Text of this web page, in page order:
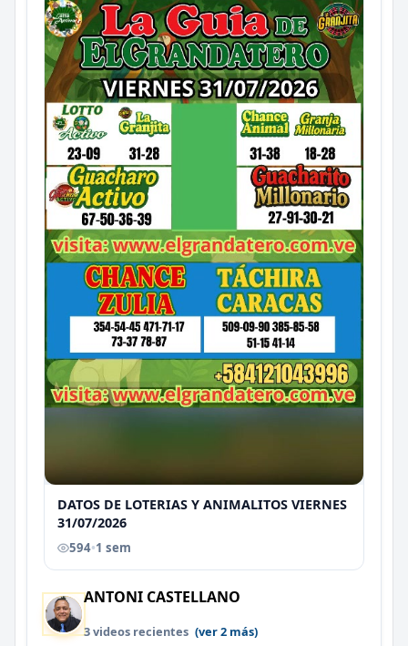
DATOS DE LOTERIAS Y ANIMALITOS VIERNES
31/07/2026
594•1 sem
ANTONI CASTELLANO
3 videos recientes (ver 2 más)